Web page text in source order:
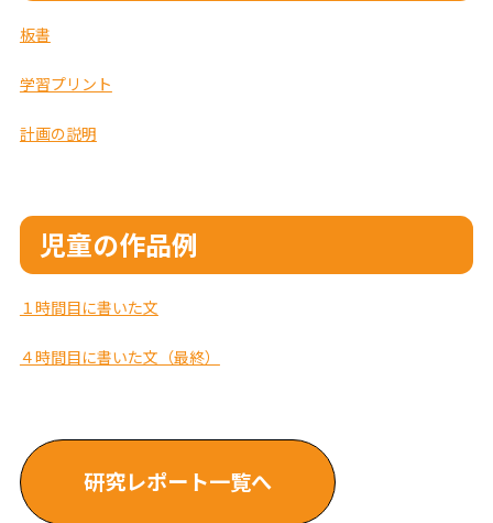
板書
学習プリント
計画の説明
児童の作品例
１時間目に書いた文
４時間目に書いた文（最終）
研究レポート一覧へ